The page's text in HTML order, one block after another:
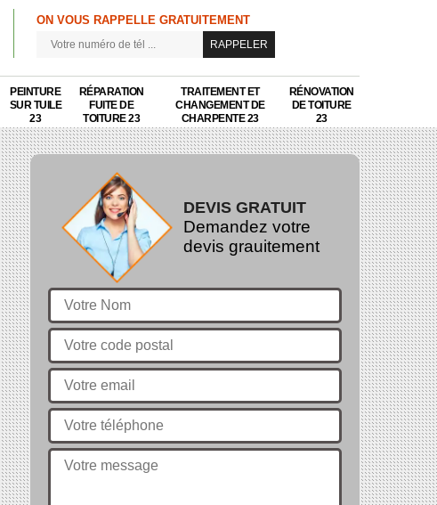
ON VOUS RAPPELLE GRATUITEMENT
PEINTURE
SUR TUILE
23
RÉPARATION
FUITE DE
TOITURE 23
TRAITEMENT ET
CHANGEMENT DE
CHARPENTE 23
RÉNOVATION
DE TOITURE
23
DEVIS GRATUIT
Demandez votre
devis grauitement